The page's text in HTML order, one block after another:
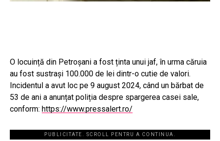
O locuință din Petroșani a fost ținta unui jaf, în urma căruia
au fost sustrași 100.000 de lei dintr-o cutie de valori.
Incidentul a avut loc pe 9 august 2024, când un bărbat de
53 de ani a anunțat poliția despre spargerea casei sale,
conform: https://www.pressalert.ro/
PUBLICITATE. SCROLL PENTRU A CONTINUA.